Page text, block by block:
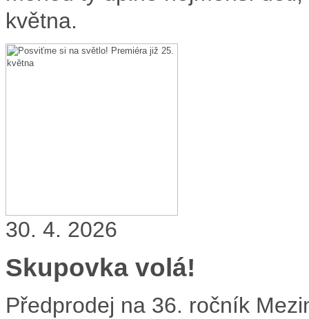
května.
30. 4. 2026
Skupovka volá!
Předprodej na 36. ročník